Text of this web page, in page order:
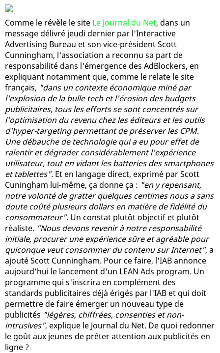
Comme le révèle le site Le Journal du Net, dans un
message délivré jeudi dernier par l'Interactive
Advertising Bureau et son vice-président Scott
Cunningham, l'association a reconnu sa part de
responsabilité dans l'émergence des AdBlockers, en
expliquant notamment que, comme le relate le site
français, "dans un contexte économique miné par
l'explosion de la bulle tech et l'érosion des budgets
publicitaires, tous les efforts se sont concentrés sur
l'optimisation du revenu chez les éditeurs et les outils
d'hyper-targeting permettant de préserver les CPM.
Une débauche de technologie qui a eu pour effet de
ralentir et dégrader considérablement l'expérience
utilisateur, tout en vidant les batteries des smartphones
et tablettes". Et en langage direct, exprimé par Scott
Cuningham lui-même, ça donne ça : "en y repensant,
notre volonté de gratter quelques centimes nous a sans
doute coûté plusieurs dollars en matière de fidélité du
consommateur". Un constat plutôt objectif et plutôt
réaliste. "Nous devons revenir à notre responsabilité
initiale, procurer une expérience sûre et agréable pour
quiconque veut consommer du contenu sur Internet", a
ajouté Scott Cunningham. Pour ce faire, l'IAB annonce
aujourd'hui le lancement d'un LEAN Ads program. Un
programme qui s'inscrira en complément des
standards publicitaires déjà érigés par l'IAB et qui doit
permettre de faire émerger un nouveau type de
publicités "légères, chiffrées, consenties et non-
intrusives", explique le Journal du Net. De quoi redonner
le goût aux jeunes de prêter attention aux publicités en
ligne ?